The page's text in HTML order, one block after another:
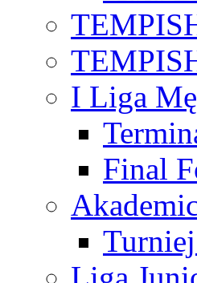
I Liga
Final